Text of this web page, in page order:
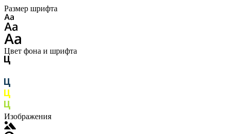
Размер шрифта
Цвет фона и шрифта
Изображения